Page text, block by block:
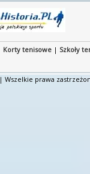
Korty tenisowe | Szkoły
| Wszelkie prawa